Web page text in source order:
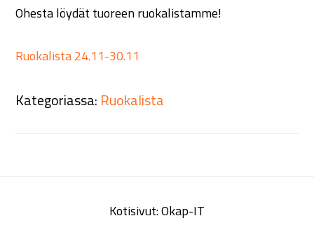
Ohesta löydät tuoreen ruokalistamme!
Ruokalista 24.11-30.11
Kategoriassa: Ruokalista
Kotisivut: Okap-IT